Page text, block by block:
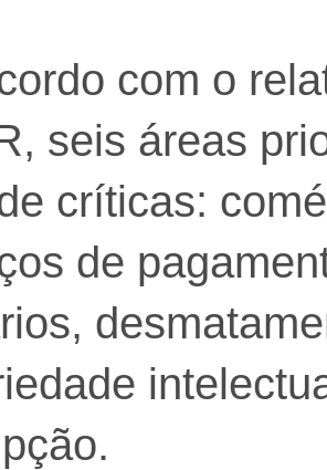
com o
seis áreas
críticas:
de